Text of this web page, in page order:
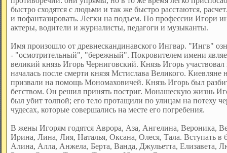
быстро сходятся с людьми и так же быстро расстаются,
и пофантазировать. Легки на подъем. По профессии Игори
актеры, водители и журналисты, педагоги и музыканты.
Имя произошло от древнескандинавского Ингвар. "Ингв"
- "осмотрительный", "бережный". Покровителем имени
великий князь Игорь Черниговский. Князь Игорь
началась после смерти князя Мстислава Великого.
призвали на помощь Мономаховичей. Князь Игорь был
бегством. Он решил принять постриг. Монашескую жизнь
был убит толпой; его тело протащили по улицам на потеху
чудесах, которые совершались на месте его погребения.
В жены Игорям годятся Аврора, Аза, Ангелина, Вероника,
Ирина, Лина, Лия, Наталья, Оксана, Олеся, Тала. Вступать в
Алина, Алла, Анжела, Берта, Ванда, Джульетта, Елизавета,